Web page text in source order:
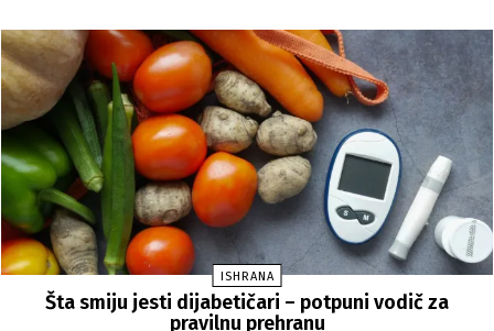
ISHRANA
Šta smiju jesti dijabetičari – potpuni vodič za
pravilnu prehranu